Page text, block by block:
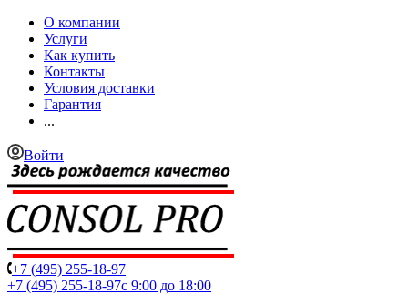
О компании
Услуги
Как купить
Контакты
Условия доставки
Гарантия
...
Войти
+7 (495) 255-18-97
+7 (495) 255-18-97с 9:00 до 18:00